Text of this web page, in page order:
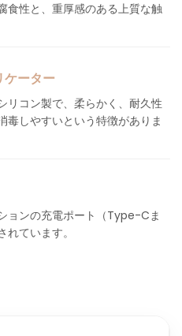
食性と、重厚感のある上質な触
ケーター
リコン製で、柔らかく、耐久性
毒しやすいという特徴がありま
ョンの充電ポート（Type-Cま
ています。